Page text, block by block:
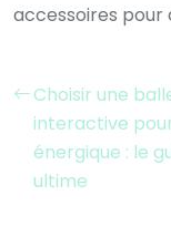
accessoires
Choisir une
interactive
énergique : le
ultime